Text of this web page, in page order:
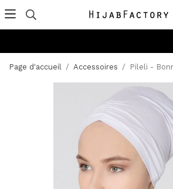
Page d'accueil / Accessoires / Pileli -